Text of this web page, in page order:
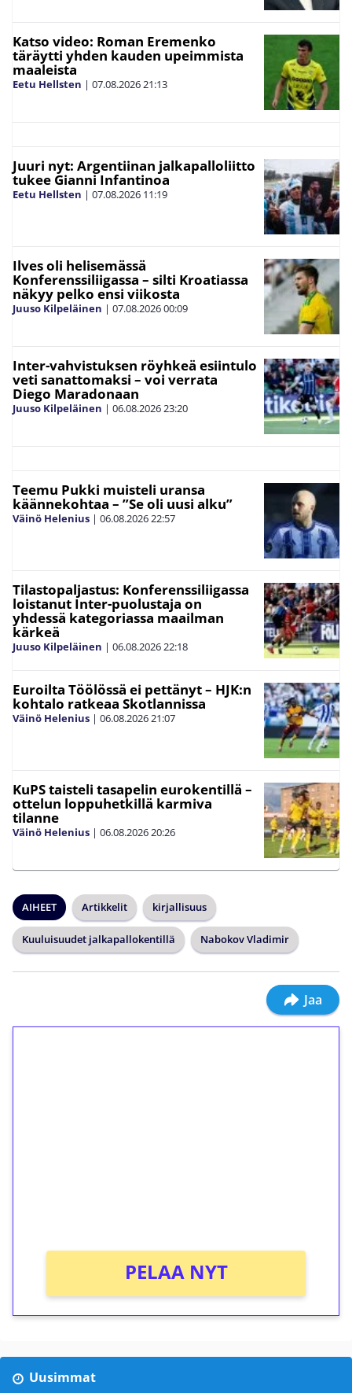
Katso video: Roman Eremenko
täräytti yhden kauden upeimmista
maaleista
Eetu Hellsten | 07.08.202621:13
Juuri nyt: Argentiinan jalkapalloliitto
tukee Gianni Infantinoa
Eetu Hellsten | 07.08.2026 11:19
Ilves oli helisemässä
Konferenssiliigassa – silti Kroatiassa
näkyy pelko ensi viikosta
Juuso Kilpeläinen | 07.08.202600:09
Inter-vahvistuksen röyhkeä esiintulo
veti sanattomaksi – voi verrata
Diego Maradonaan
Juuso Kilpeläinen | 06.08.202623:20
Teemu Pukki muisteli uransa
käännekohtaa – ”Se oli uusi alku”
Väinö Helenius | 06.08.202622:57
Tilastopaljastus: Konferenssiliigassa
loistanut Inter-puolustaja on
yhdessä kategoriassa maailman
kärkeä
Juuso Kilpeläinen | 06.08.202622:18
Euroilta Töölössä ei pettänyt – HJK:n
kohtalo ratkeaa Skotlannissa
Väinö Helenius | 06.08.202621:07
KuPS taisteli tasapelin eurokentillä –
ottelun loppuhetkillä karmiva
tilanne
Väinö Helenius | 06.08.202620:26
AIHEET Artikkelit kirjallisuus
Kuuluisuudet jalkapallokentillä Nabokov Vladimir
Jaa
PELAA NYT
Uusimmat